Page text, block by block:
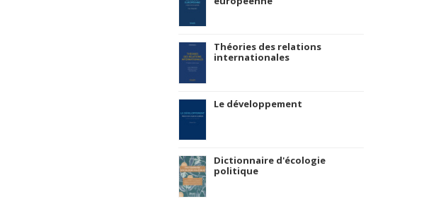
Théories des relations
internationales
Le développement
Dictionnaire d'écologie
politique